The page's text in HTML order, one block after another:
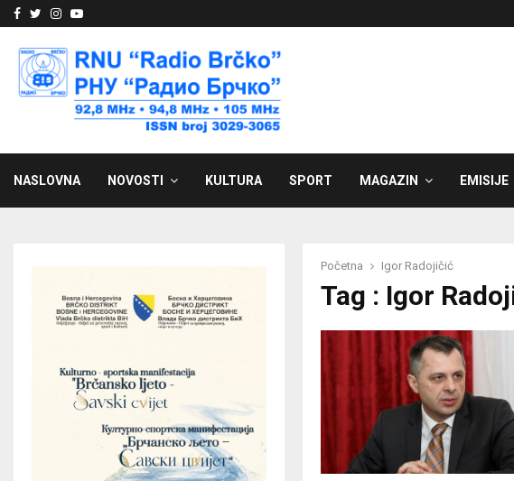
Facebook
Twitter
Instagram
Youtube
NASLOVNA NOVOSTI KULTURA SPORT MAGAZIN EMISIJE
Početna Igor Radojičić
Tag : Igor